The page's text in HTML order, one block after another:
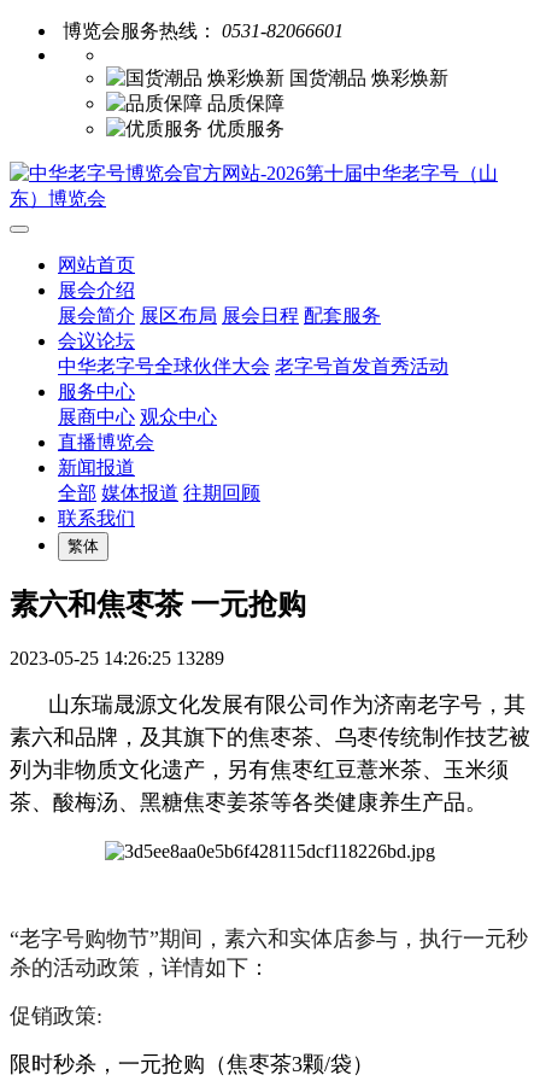
博览会服务热线： 0531-82066601
国货潮品 焕彩焕新
品质保障
优质服务
网站首页
展会介绍
展会简介 展区布局 展会日程 配套服务
会议论坛
中华老字号全球伙伴大会 老字号首发首秀活动
服务中心
展商中心 观众中心
直播博览会
新闻报道
全部 媒体报道 往期回顾
联系我们
繁体
素六和焦枣茶 一元抢购
2023-05-25 14:26:25 13289
山东瑞晟源文化发展有限公司作为济南老字号，其
素六和品牌，及其旗下的焦枣茶、乌枣传统制作技艺被
列为非物质文化遗产，另有焦枣红豆薏米茶、玉米须
茶、酸梅汤、黑糖焦枣姜茶等各类健康养生产品。
“老字号购物节”期间，素六和实体店参与，执行一元秒
杀的活动政策，详情如下：
促销政策:
限时秒杀，一元抢购（焦枣茶3颗/袋）